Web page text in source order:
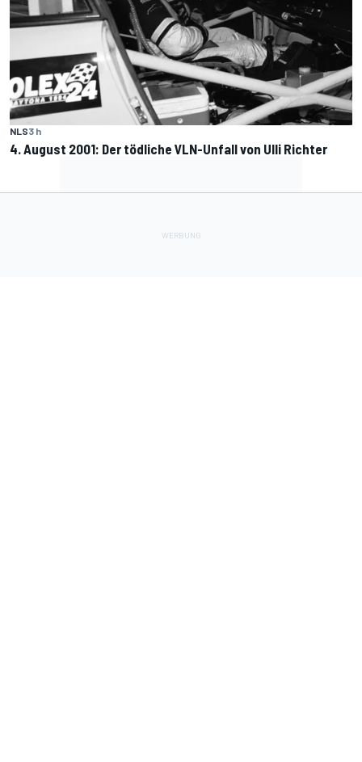
NLS3 h
4. August 2001: Der tödliche VLN-Unfall von Ulli Richter